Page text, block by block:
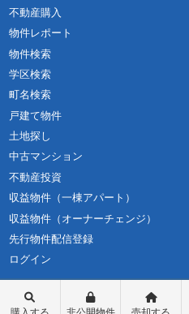
不動産購入
物件レポート
物件検索
学区検索
町名検索
戸建て物件
土地探し
中古マンション
不動産投資
収益物件（一棟アパート）
収益物件（オーナーチェンジ）
先行物件配信登録
ログイン